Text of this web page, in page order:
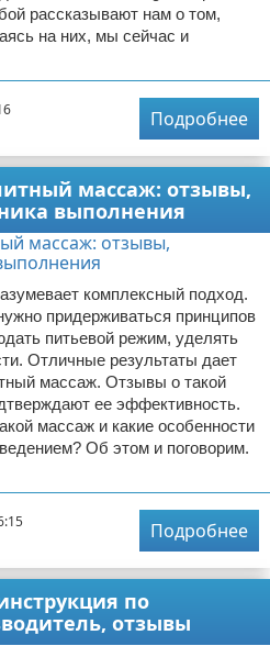
рассказывают нам о том,
на них, мы сейчас и
Подробнее
массаж: отзывы,
выполнения
комплексный подход.
придерживаться принципов
питьевой режим, уделять
Отличные результаты дает
массаж. Отзывы о такой
ее эффективность.
массаж и какие особенности
Об этом и поговорим.
Подробнее
по
отзывы